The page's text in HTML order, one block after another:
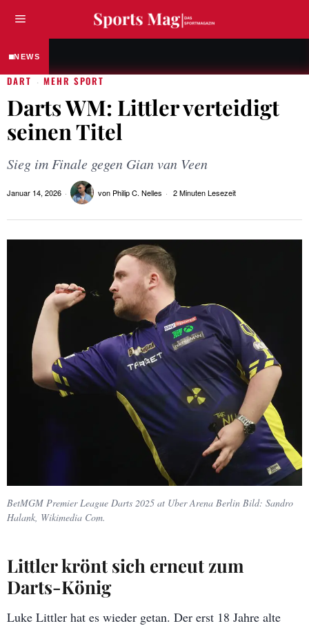
NEWS
DART · MEHR SPORT
Darts WM: Littler verteidigt
seinen Titel
Sieg im Finale gegen Gian van Veen
Januar 14, 2026 von Philip C. Nelles 2 Minuten Lesezeit
BetMGM Premier League Darts 2025 at Uber Arena Berlin Bild: Sandro
Halank, Wikimedia Com.
Littler krönt sich erneut zum
Darts-König
Luke Littler hat es wieder getan. Der erst 18 Jahre alte